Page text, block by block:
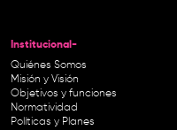
Institucional-
Quiénes Somos
Misión y Visión
Objetivos y funciones
Normatividad
Políticas y Planes